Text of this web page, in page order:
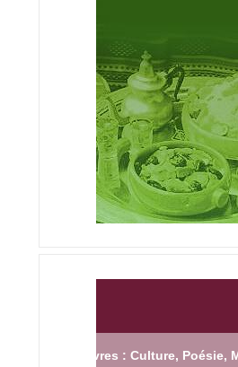
Livres : Culture, Poésie,